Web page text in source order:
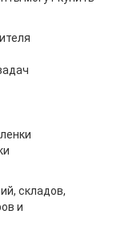
складов,
и